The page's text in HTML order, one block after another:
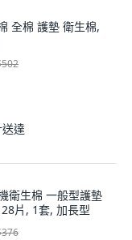
全棉 護墊 衛生棉,
達
衛生棉 一般型護墊
片, 1套, 加長型